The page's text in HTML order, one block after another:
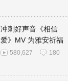
冲刺好声音《相信
爱》MV 为雅安祈福
580,627 180